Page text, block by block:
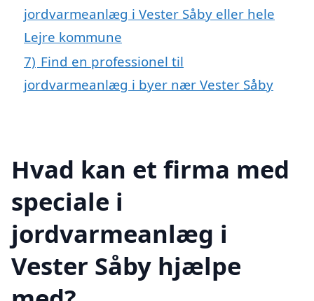
jordvarmeanlæg i Vester Såby eller hele
Lejre kommune
7) Find en professionel til
jordvarmeanlæg i byer nær Vester Såby
Hvad kan et firma med
speciale i
jordvarmeanlæg i
Vester Såby hjælpe